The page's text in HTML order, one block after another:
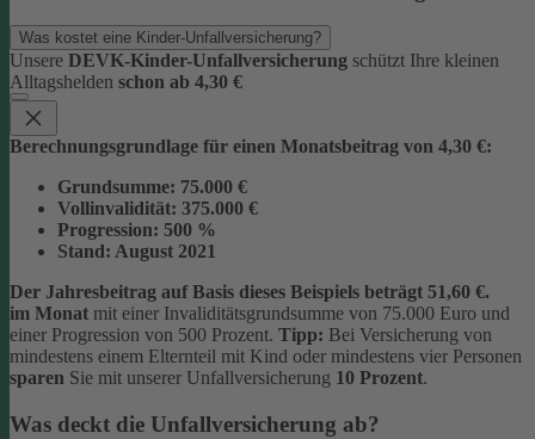
Was kostet eine Kinder-Unfallversicherung?
Unsere DEVK-Kinder-Unfallversicherung schützt Ihre kleinen
Alltagshelden schon ab 4,30 €
Berechnungsgrundlage für einen Monatsbeitrag von 4,30 €:
Grundsumme: 75.000 €
Vollinvalidität: 375.000 €
Progression: 500 %
Stand: August 2021
Der Jahresbeitrag auf Basis dieses Beispiels beträgt 51,60 €.
im Monat mit einer Invaliditätsgrundsumme von 75.000 Euro und
einer Progression von 500 Prozent. Tipp: Bei Versicherung von
mindestens einem Elternteil mit Kind oder mindestens vier Personen
sparen Sie mit unserer Unfallversicherung 10 Prozent.
Was deckt die Unfallversicherung ab?